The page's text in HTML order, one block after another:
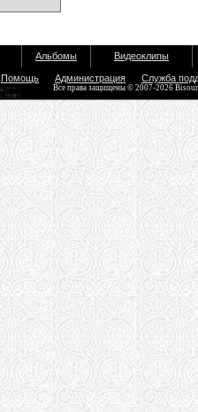
Альбомы Видеоклипы
Помощь Администрация Служба
Все права защищены © 2007-2026